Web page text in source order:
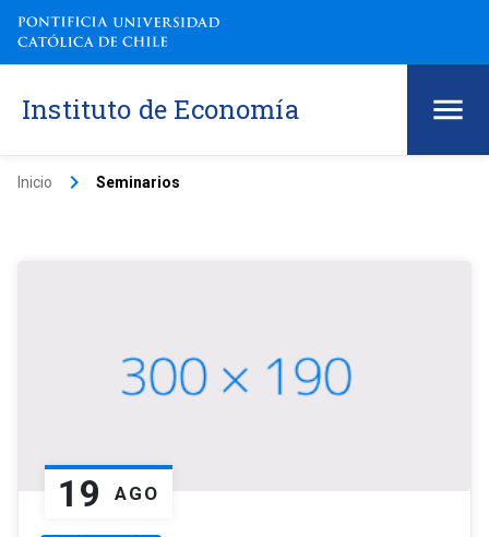
Instituto de Economía
Inicio keyboard_arrow_right Seminarios
19 AGO